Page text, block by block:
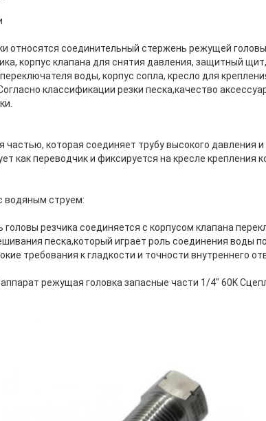
относятся соединительный стержень режущей
корпус клапана для снятия давления, защитный
воды, корпус сопла, кресло для
классификации резки песка,качество
которая соединяет трубу высокого давления и
как переводчик и фиксируется на кресле крепления
водяным струем:
резчика соединяется с корпусом клапана
песка,который играет роль соединения воды
требования к гладкости и точности внутреннего
режущая головка запасные части 1/4" 60K